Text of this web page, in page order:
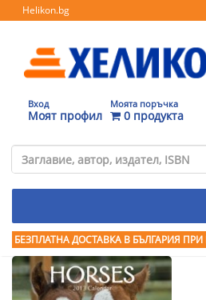
Helikon.bg
Вход
Моят профил
Моята поръчка
0 продукта
БЕЗПЛАТНА ДОСТАВКА В БЪЛГАРИЯ